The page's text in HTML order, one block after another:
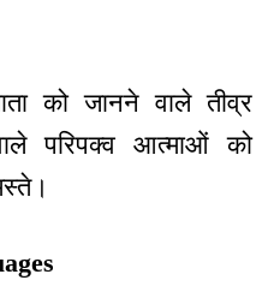
को जानने वाले तीव्र
परिपक्व आत्माओं को